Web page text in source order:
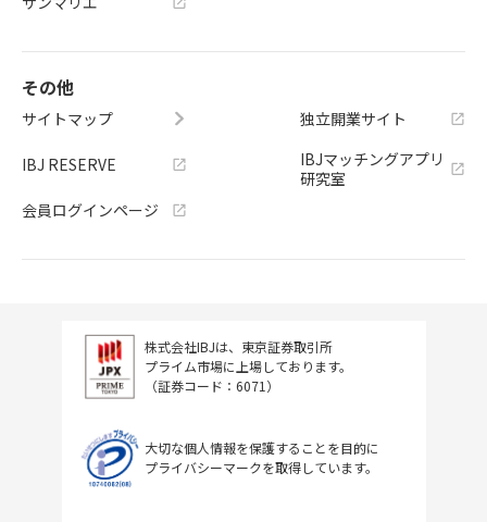
その他
サイトマップ
IBJ RESERVE
会員ログインページ
独立開業サイト
IBJマッチングアプリ
研究室
株式会社IBJは、東京証券取引所
プライム市場に上場しております。
（証券コード：6071）
大切な個人情報を保護することを目的に
プライバシーマークを取得しています。